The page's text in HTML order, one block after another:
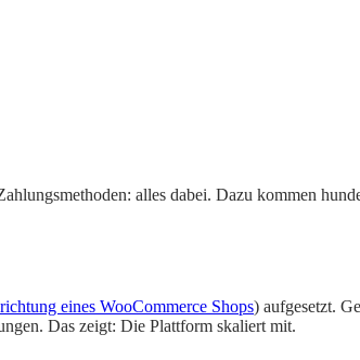
alles dabei. Dazu kommen
eines WooCommerce Shops) aufgesetzt.
Das zeigt: Die Plattform skaliert mit.